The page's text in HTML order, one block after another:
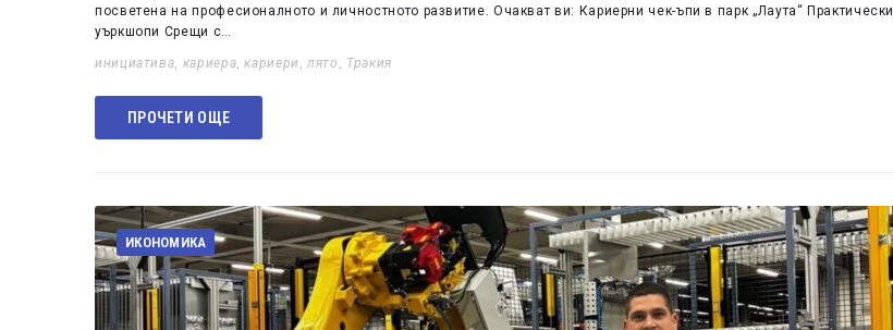
посветена на професионалното и личностното развитие. Очакват ви: Кариерни чек-ъпи в парк „Лаута“ Практически
уъркшопи Срещи с…
инициатива, кариера,кариери ,лято , Тракия
ПРОЧЕТИ ОЩЕ
ИКОНОМИКА